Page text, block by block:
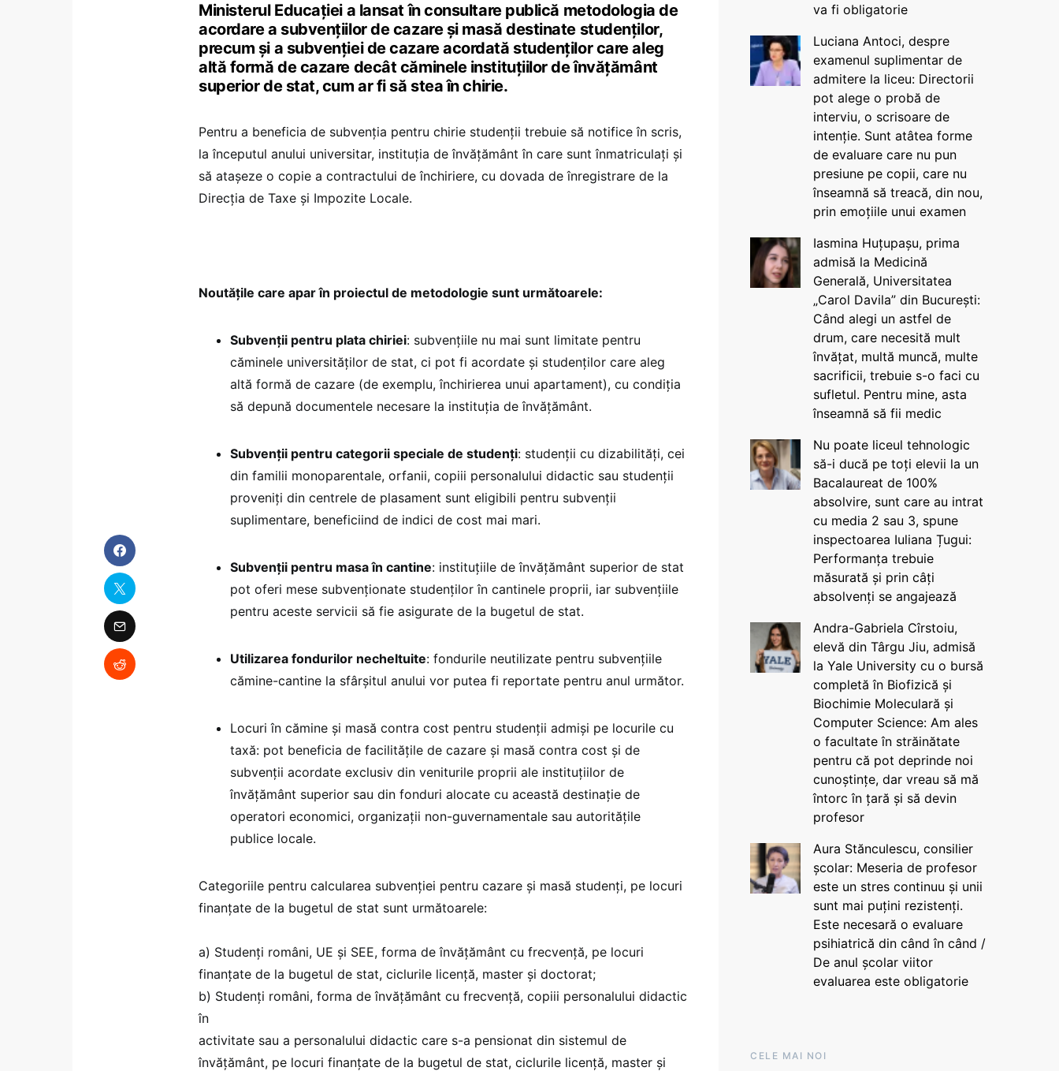
Ministerul Educației a lansat în consultare publică metodologia de
acordare a subvențiilor de cazare și masă destinate studenților,
precum și a subvenției de cazare acordată studenților care aleg
altă formă de cazare decât căminele instituțiilor de învățământ
superior de stat, cum ar fi să stea în chirie.
Pentru a beneficia de subvenția pentru chirie studenții trebuie să notifice în scris,
la începutul anului universitar, instituția de învățământ în care sunt înmatriculați și
să atașeze o copie a contractului de închiriere, cu dovada de înregistrare de la
Direcția de Taxe și Impozite Locale.
Noutățile care apar în proiectul de metodologie sunt următoarele:
Subvenții pentru plata chiriei: subvențiile nu mai sunt limitate pentru
căminele universităților de stat, ci pot fi acordate și studenților care aleg
altă formă de cazare (de exemplu, închirierea unui apartament), cu condiția
să depună documentele necesare la instituția de învățământ.
Subvenții pentru categorii speciale de studenți: studenții cu dizabilități, cei
din familii monoparentale, orfanii, copiii personalului didactic sau studenții
proveniți din centrele de plasament sunt eligibili pentru subvenții
suplimentare, beneficiind de indici de cost mai mari.
Subvenții pentru masa în cantine: instituțiile de învățământ superior de stat
pot oferi mese subvenționate studenților în cantinele proprii, iar subvențiile
pentru aceste servicii să fie asigurate de la bugetul de stat.
Utilizarea fondurilor necheltuite: fondurile neutilizate pentru subvențiile
cămine-cantine la sfârșitul anului vor putea fi reportate pentru anul următor.
Locuri în cămine și masă contra cost pentru studenții admiși pe locurile cu
taxă: pot beneficia de facilitățile de cazare și masă contra cost și de
subvenții acordate exclusiv din veniturile proprii ale instituțiilor de
învățământ superior sau din fonduri alocate cu această destinație de
operatori economici, organizații non-guvernamentale sau autoritățile
publice locale.
Categoriile pentru calcularea subvenției pentru cazare și masă studenți, pe locuri
finanțate de la bugetul de stat sunt următoarele:
a) Studenți români, UE și SEE, forma de învățământ cu frecvență, pe locuri
finanțate de la bugetul de stat, ciclurile licență, master și doctorat;
b) Studenți români, forma de învățământ cu frecvență, copiii personalului didactic
în
activitate sau a personalului didactic care s-a pensionat din sistemul de
învățământ, pe locuri finanțate de la bugetul de stat, ciclurile licență, master și
va fi obligatorie
Luciana Antoci, despre
examenul suplimentar de
admitere la liceu: Directorii
pot alege o probă de
interviu, o scrisoare de
intenție. Sunt atâtea forme
de evaluare care nu pun
presiune pe copii, care nu
înseamnă să treacă, din nou,
prin emoțiile unui examen
Iasmina Huțupașu, prima
admisă la Medicină
Generală, Universitatea
„Carol Davila” din București:
Când alegi un astfel de
drum, care necesită mult
învățat, multă muncă, multe
sacrificii, trebuie s-o faci cu
sufletul. Pentru mine, asta
înseamnă să fii medic
Nu poate liceul tehnologic
să-i ducă pe toți elevii la un
Bacalaureat de 100%
absolvire, sunt care au intrat
cu media 2 sau 3, spune
inspectoarea Iuliana Țugui:
Performanța trebuie
măsurată și prin câți
absolvenți se angajează
Andra-Gabriela Cîrstoiu,
elevă din Târgu Jiu, admisă
la Yale University cu o bursă
completă în Biofizică și
Biochimie Moleculară și
Computer Science: Am ales
o facultate în străinătate
pentru că pot deprinde noi
cunoștințe, dar vreau să mă
întorc în țară și să devin
profesor
Aura Stănculescu, consilier
școlar: Meseria de profesor
este un stres continuu și unii
sunt mai puțini rezistenți.
Este necesară o evaluare
psihiatrică din când în când /
De anul școlar viitor
evaluarea este obligatorie
CELE MAI NOI